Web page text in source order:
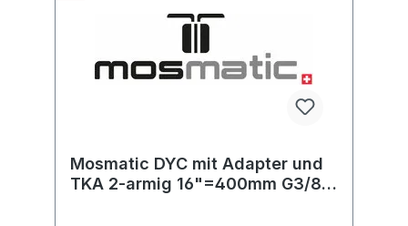
Mosmatic DYC mit Adapter und
TKA 2-armig 16"=400mm G3/8"-